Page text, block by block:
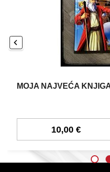
MOJA NAJVEĆA
10,00 €